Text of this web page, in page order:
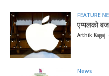
FEATURE
एप्पलको
Arthik Kagaj -
News